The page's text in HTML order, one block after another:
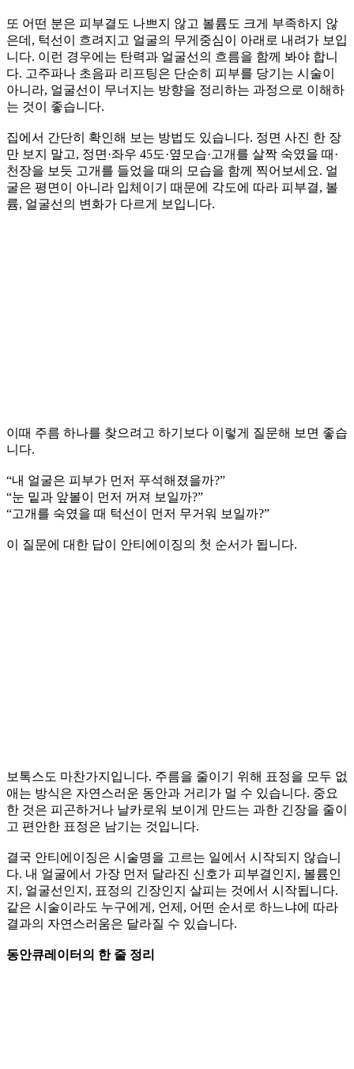
또 어떤 분은 피부결도 나쁘지 않고 볼륨도 크게 부족하지 않
은데, 턱선이 흐려지고 얼굴의 무게중심이 아래로 내려가 보입
니다. 이런 경우에는 탄력과 얼굴선의 흐름을 함께 봐야 합니
다. 고주파나 초음파 리프팅은 단순히 피부를 당기는 시술이
아니라, 얼굴선이 무너지는 방향을 정리하는 과정으로 이해하
는 것이 좋습니다.
집에서 간단히 확인해 보는 방법도 있습니다. 정면 사진 한 장
만 보지 말고, 정면·좌우 45도·옆모습·고개를 살짝 숙였을 때·
천장을 보듯 고개를 들었을 때의 모습을 함께 찍어보세요. 얼
굴은 평면이 아니라 입체이기 때문에 각도에 따라 피부결, 볼
륨, 얼굴선의 변화가 다르게 보입니다.
이때 주름 하나를 찾으려고 하기보다 이렇게 질문해 보면 좋습
니다.
“내 얼굴은 피부가 먼저 푸석해졌을까?”
“눈 밑과 앞볼이 먼저 꺼져 보일까?”
“고개를 숙였을 때 턱선이 먼저 무거워 보일까?”
이 질문에 대한 답이 안티에이징의 첫 순서가 됩니다.
보톡스도 마찬가지입니다. 주름을 줄이기 위해 표정을 모두 없
애는 방식은 자연스러운 동안과 거리가 멀 수 있습니다. 중요
한 것은 피곤하거나 날카로워 보이게 만드는 과한 긴장을 줄이
고 편안한 표정은 남기는 것입니다.
결국 안티에이징은 시술명을 고르는 일에서 시작되지 않습니
다. 내 얼굴에서 가장 먼저 달라진 신호가 피부결인지, 볼륨인
지, 얼굴선인지, 표정의 긴장인지 살피는 것에서 시작됩니다.
같은 시술이라도 누구에게, 언제, 어떤 순서로 하느냐에 따라
결과의 자연스러움은 달라질 수 있습니다.
동안큐레이터의 한 줄 정리